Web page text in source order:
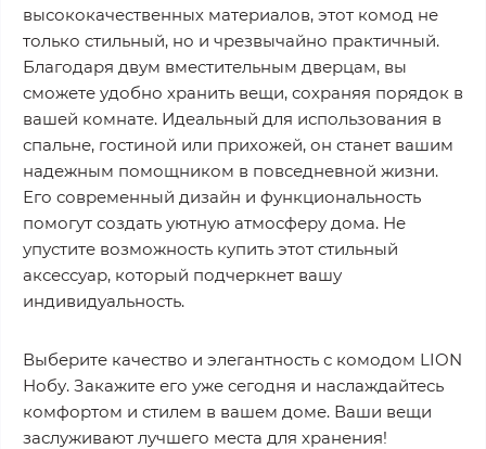
высококачественных материалов, этот комод не
только стильный, но и чрезвычайно практичный.
Благодаря двум вместительным дверцам, вы
сможете удобно хранить вещи, сохраняя порядок в
вашей комнате. Идеальный для использования в
спальне, гостиной или прихожей, он станет вашим
надежным помощником в повседневной жизни.
Его современный дизайн и функциональность
помогут создать уютную атмосферу дома. Не
упустите возможность купить этот стильный
аксессуар, который подчеркнет вашу
индивидуальность.
Выберите качество и элегантность с комодом LION
Нобу. Закажите его уже сегодня и наслаждайтесь
комфортом и стилем в вашем доме. Ваши вещи
заслуживают лучшего места для хранения!